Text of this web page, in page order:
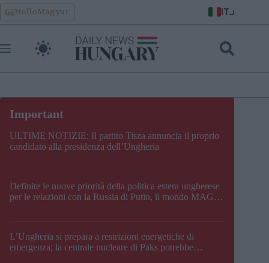
Skip
to
content
HelloMagyar IT
ULTIME NOTIZIE: Il partito Tisza annuncia il proprio
candidato alla presidenza dell’Ungheria
Definite le nuove priorità della politica estera ungherese
per le relazioni con la Russia di Putin, il mondo MAGA,
L’Ungheria si prepara a restrizioni energetiche di
emergenza; la centrale nucleare di Paks potrebbe